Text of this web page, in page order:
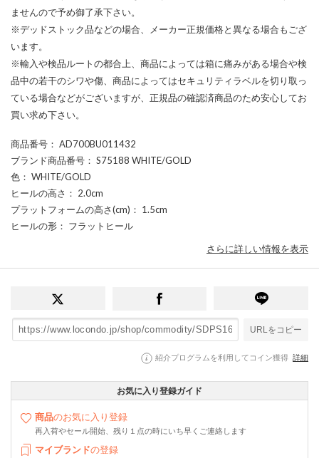
ませんので予め御了承下さい。
※デッドストック品などの場合、メーカー正規価格と異なる場合もござ
います。
※輸入や検品ルートの都合上、商品によっては箱に痛みがある場合や検
品中の若干のシワや傷、商品によってはセキュリティラベルを切り取っ
ている場合などがございますが、正規品の確認済商品のため安心してお
買い求め下さい。
商品番号 ： AD700BU011432
ブランド商品番号 ： S75188 WHITE/GOLD
色 ： WHITE/GOLD
ヒールの高さ ： 2.0cm
プラットフォームの高さ(cm) ： 1.5cm
ヒールの形 ： フラットヒール
さらに詳しい情報を表示
URLをコピー
紹介プログラムを利用してコイン獲得 詳細
お気に入り登録ガイド
商品のお気に入り登録
再入荷やセール開始、残り１点の時にいち早くご連絡します
マイブランドの登録